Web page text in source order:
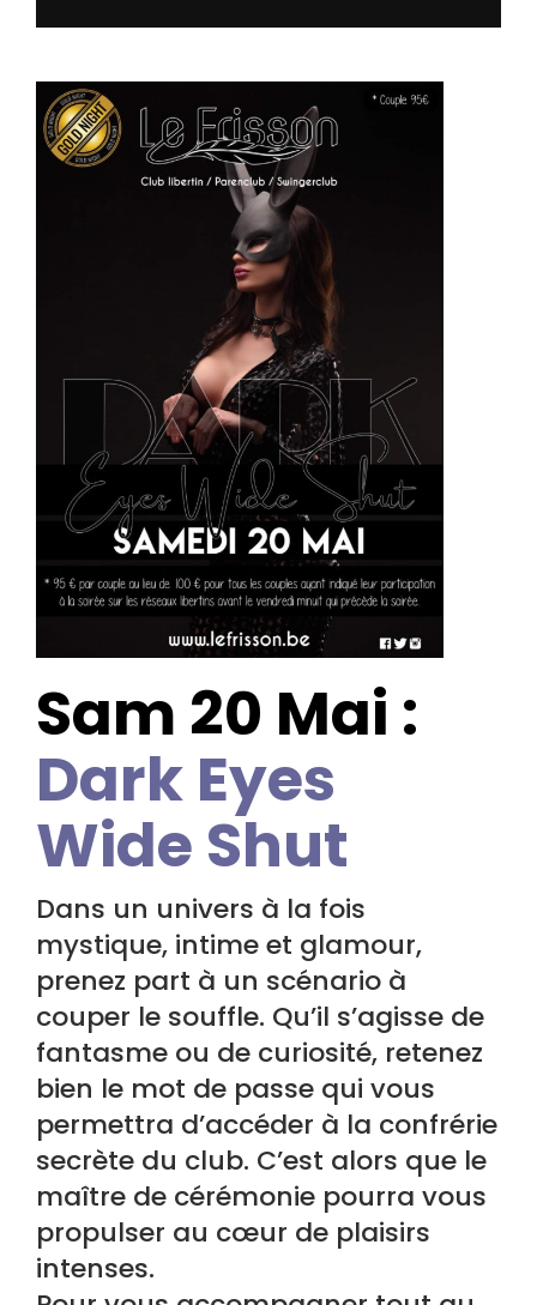
Sam 20 Mai :
Dark Eyes
Wide Shut
Dans un univers à la fois
mystique, intime et glamour,
prenez part à un scénario à
couper le souffle. Qu’il s’agisse de
fantasme ou de curiosité, retenez
bien le mot de passe qui vous
permettra d’accéder à la confrérie
secrète du club. C’est alors que le
maître de cérémonie pourra vous
propulser au cœur de plaisirs
intenses.